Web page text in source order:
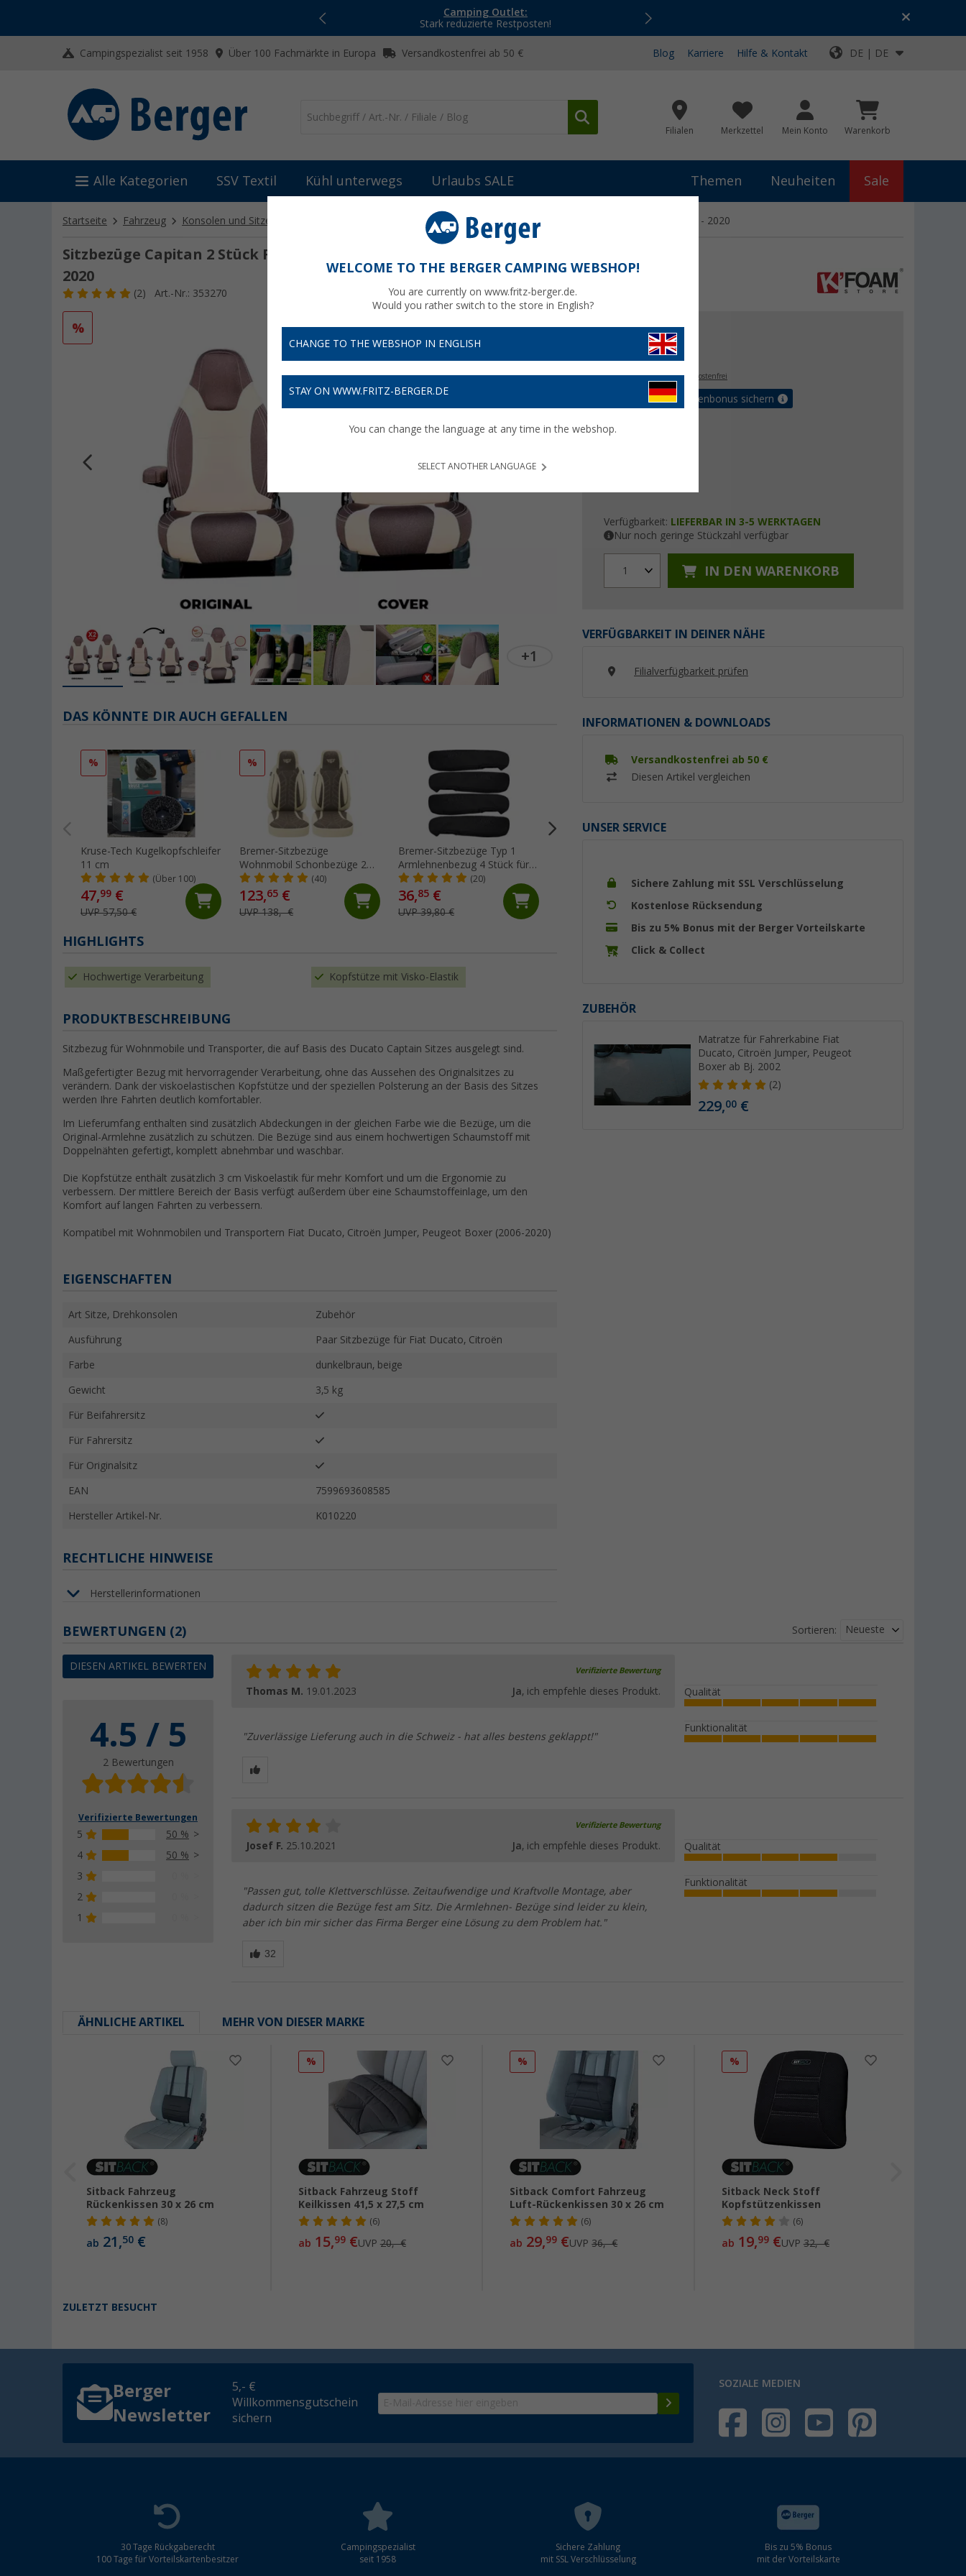
Camping Outlet:
Stark reduzierte Restposten!
Top-Deals für dein Abenteuer!
Campingspezialist seit 1958 Über 100 Fachmärkte in Europa Versandkostenfrei ab 50 € Blog Karriere Hilfe & Kontakt DE | DE
Filialen Merkzettel Mein Konto Warenkorb
Alle Kategorien SSV Textil Kühl unterwegs Urlaubs SALE Themen Neuheiten Sale
Startseite Fahrzeug Konsolen und Sitze Sitzbezüge Capitan 2 Stück Fiat Ducato, Citroën Jumper, Peugeot Boxer Bj. 2006 - 2020
Sitzbezüge Capitan 2 Stück Fiat Ducato, Citroën Jumper, Peugeot Boxer Bj. 2006 -
2020
(2) Art.-Nr.: 353270
+1
% UVP409,- €
349,- €
Preise inkl. MwSt.,versandkostenfrei
€ Vorteilskartenbonus sichern
Verfügbarkeit: LIEFERBAR IN 3-5 WERKTAGEN
Nur noch geringe Stückzahl verfügbar
1 IN DEN WARENKORB
VERFÜGBARKEIT IN DEINER NÄHE
Filialverfügbarkeit prüfen
INFORMATIONEN & DOWNLOADS
Versandkostenfrei ab 50 €
Diesen Artikel vergleichen
UNSER SERVICE
Sichere Zahlung mit SSL Verschlüsselung
Kostenlose Rücksendung
Bis zu 5% Bonus mit der Berger Vorteilskarte
Click & Collect
ZUBEHÖR
Matratze für Fahrerkabine Fiat
Ducato, Citroën Jumper, Peugeot
Boxer ab Bj. 2002
(2)
229,00 €
DAS KÖNNTE DIR AUCH GEFALLEN
%
Kruse-Tech Kugelkopfschleifer
11 cm
(Über 100)
47,99 €
UVP 57,50 €
%
Bremer-Sitzbezüge
Wohnmobil Schonbezüge 2
Stück für Ducato / Jumper /
Boxer beige/braun
(40)
123,65 €
UVP 138,- €
Bremer-Sitzbezüge Typ 1
Armlehnenbezug 4 Stück für
Ducato / Boxer / Jumper
schwarz
(20)
36,85 €
UVP 39,80 €
(87)
UVP 19,95 €
%
Serie 2 Stück für Fiat Ducato /
Jumper / Boxer grün/schwarz
(5)
UVP 199,- €
HIGHLIGHTS
Hochwertige Verarbeitung Kopfstütze mit Visko-Elastik
PRODUKTBESCHREIBUNG
Sitzbezug für Wohnmobile und Transporter, die auf Basis des Ducato Captain Sitzes ausgelegt sind.
Maßgefertigter Bezug mit hervorragender Verarbeitung, ohne das Aussehen des Originalsitzes zu
verändern. Dank der viskoelastischen Kopfstütze und der speziellen Polsterung an der Basis des Sitzes
werden Ihre Fahrten deutlich komfortabler.
Im Lieferumfang enthalten sind zusätzlich Abdeckungen in der gleichen Farbe wie die Bezüge, um die
Original-Armlehne zusätzlich zu schützen. Die Bezüge sind aus einem hochwertigen Schaumstoff mit
Doppelnähten gefertigt, komplett abnehmbar und waschbar.
Die Kopfstütze enthält zusätzlich 3 cm Viskoelastik für mehr Komfort und um die Ergonomie zu
verbessern. Der mittlere Bereich der Basis verfügt außerdem über eine Schaumstoffeinlage, um den
Komfort auf langen Fahrten zu verbessern.
Kompatibel mit Wohnmobilen und Transportern Fiat Ducato, Citroën Jumper, Peugeot Boxer (2006-2020)
EIGENSCHAFTEN
Art Sitze, Drehkonsolen Zubehör
Ausführung Paar Sitzbezüge für Fiat Ducato, Citroën
Farbe dunkelbraun, beige
Gewicht 3,5 kg
Für Beifahrersitz
Für Fahrersitz
Für Originalsitz
EAN 7599693608585
Hersteller Artikel-Nr. K010220
RECHTLICHE HINWEISE
Herstellerinformationen
BEWERTUNGEN (2)
DIESEN ARTIKEL BEWERTEN
4.5 / 5
2 Bewertungen
Verifizierte Bewertungen
5
50 %
4
50 %
3
2
1
Sortieren: Neueste
Verifizierte Bewertung
Thomas M. 19.01.2023 Ja, ich empfehle dieses Produkt.
"Zuverlässige Lieferung auch in die Schweiz - hat alles bestens geklappt!"
Qualität
Funktionalität
Verifizierte Bewertung
Josef F. 25.10.2021 Ja, ich empfehle dieses Produkt.
"Passen gut, tolle Klettverschlüsse. Zeitaufwendige und Kraftvolle Montage, aber
dadurch sitzen die Bezüge fest am Sitz. Die Armlehnen- Bezüge sind leider zu klein,
aber ich bin mir sicher das Firma Berger eine Lösung zu dem Problem hat."
Qualität
Funktionalität
ÄHNLICHE ARTIKEL MEHR VON DIESER MARKE
Sitback Fahrzeug
Rückenkissen 30 x 26 cm
(8)
ab 21,50 €
%
Sitback Fahrzeug Stoff
Keilkissen 41,5 x 27,5 cm
(6)
ab 15,99€UVP 20,- €
%
Sitback Comfort Fahrzeug
Luft-Rückenkissen 30 x 26 cm
(6)
ab 29,99 €UVP36,- €
%
Sitback Neck Stoff
Kopfstützenkissen
(6)
ab 19,99€UVP 32,- €
ZULETZT BESUCHT
Berger
Newsletter
5,- €
Willkommensgutschein
sichern
SOZIALE MEDIEN
30 Tage Rückgaberecht
100 Tage für Vorteilskartenbesitzer
Campingspezialist
seit 1958
Sichere Zahlung
mit SSL Verschlüsselung
Bis zu 5% Bonus
mit der Vorteilskarte
WELCOME TO THE BERGER CAMPING WEBSHOP!
You are currently on www.fritz-berger.de.
Would you rather switch to the store in English?
CHANGE TO THE WEBSHOP IN ENGLISH
STAY ON WWW.FRITZ-BERGER.DE
You can change the language at any time in the webshop.
SELECT ANOTHER LANGUAGE